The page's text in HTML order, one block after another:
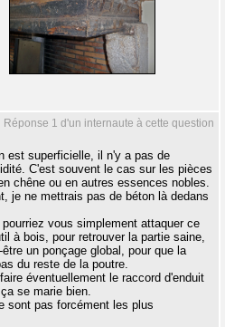
Réponse 1 d'un internaute à cette question
est superficielle, il n'y a pas de
C'est souvent le cas sur les pièces
chêne ou en autres essences nobles.
je ne mettrais pas de béton là dedans
pourriez vous simplement attaquer ce
à bois, pour retrouver la partie saine,
un ponçage global, pour que la
du reste de la poutre.
éventuellement le raccord d'enduit
se marie bien.
sont pas forcément les plus